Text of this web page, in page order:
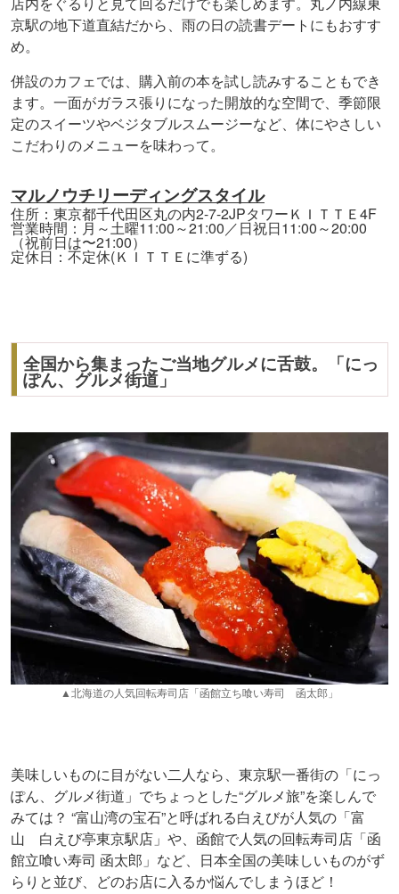
京駅の地下道直結だから、雨の日の読書デートにもおすす
め。
併設のカフェでは、購入前の本を試し読みすることもでき
ます。一面がガラス張りになった開放的な空間で、季節限
定のスイーツやベジタブルスムージーなど、体にやさしい
こだわりのメニューを味わって。
マルノウチリーディングスタイル
住所：東京都千代田区丸の内2-7-2JPタワーＫＩＴＴＥ4F
営業時間：月～土曜11:00～21:00／日祝日11:00～20:00
（祝前日は〜21:00）
定休日：不定休(ＫＩＴＴＥに準ずる)
全国から集まったご当地グルメに舌鼓。「にっ
ぽん、グルメ街道」
▲北海道の人気回転寿司店「函館立ち喰い寿司 函太郎」
美味しいものに目がない二人なら、東京駅一番街の「にっ
ぽん、グルメ街道」でちょっとした“グルメ旅”を楽しんで
みては？ “富山湾の宝石”と呼ばれる白えびが人気の「富
山 白えび亭東京駅店」や、函館で人気の回転寿司店「函
館立喰い寿司 函太郎」など、日本全国の美味しいものがず
らりと並び、どのお店に入るか悩んでしまうほど！